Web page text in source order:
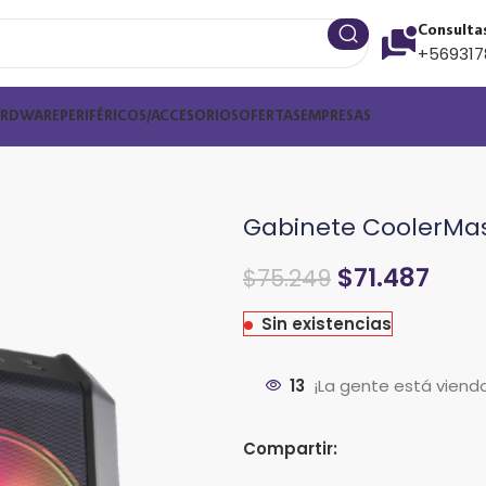
PERIFÉRICOS/ACCESORIOSOFERTAS EMPRESAS
Gabinete
$75.249 $71.487
Sin existencias
13 ¡La gente está
Compartir: